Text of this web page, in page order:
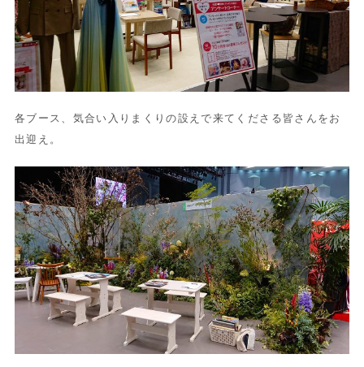
各ブース、 気合い入りまくりの設えで来てくださる皆さんをお
出迎え。